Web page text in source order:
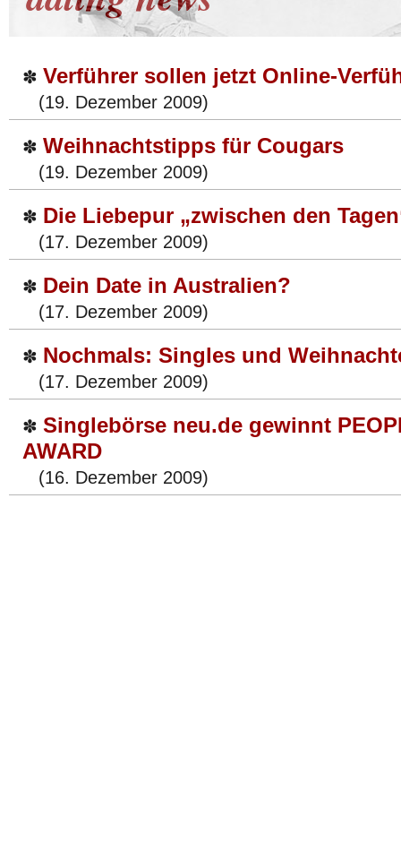
✽ Verführer sollen jetzt Online-
(19. Dezember 2009)
✽ Weihnachtstipps für Cougars
(19. Dezember 2009)
✽ Die Liebepur „zwischen den
(17. Dezember 2009)
✽ Dein Date in Australien?
(17. Dezember 2009)
✽ Nochmals: Singles und
(17. Dezember 2009)
✽ Singlebörse neu.de gewinnt
AWARD
(16. Dezember 2009)